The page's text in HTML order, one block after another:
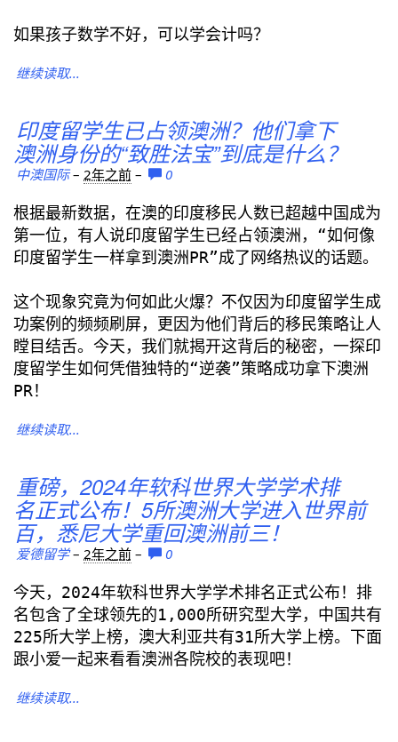
如果孩子数学不好，可以学会计吗？
继续读取...
印度留学生已占领澳洲？他们拿下
澳洲身份的“致胜法宝”到底是什么？
中澳国际– 2年之前 – 0
根据最新数据，在澳的印度移民人数已超越中国成为
第一位，有人说印度留学生已经占领澳洲，“如何像
印度留学生一样拿到澳洲PR”成了网络热议的话题。
这个现象究竟为何如此火爆？不仅因为印度留学生成
功案例的频频刷屏，更因为他们背后的移民策略让人
瞠目结舌。今天，我们就揭开这背后的秘密，一探印
度留学生如何凭借独特的“逆袭”策略成功拿下澳洲
PR！
继续读取...
重磅，2024年软科世界大学学术排
名正式公布！5所澳洲大学进入世界前
百，悉尼大学重回澳洲前三！
爱德留学– 2年之前 – 0
今天，2024年软科世界大学学术排名正式公布！排
名包含了全球领先的1,000所研究型大学，中国共有
225所大学上榜，澳大利亚共有31所大学上榜。下面
跟小爱一起来看看澳洲各院校的表现吧！
继续读取...